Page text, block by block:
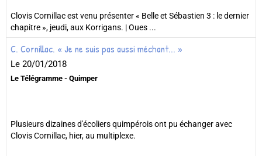
Clovis Cornillac est venu présenter « Belle et Sébastien 3 : le dernier
chapitre », jeudi, aux Korrigans. | Oues ...
C. Cornillac. « Je ne suis pas aussi méchant... »
Le 20/01/2018
Le Télégramme - Quimper
Plusieurs dizaines d'écoliers quimpérois ont pu échanger avec
Clovis Cornillac, hier, au multiplexe.